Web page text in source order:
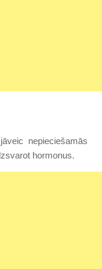
nepieciešamās
hormonus.